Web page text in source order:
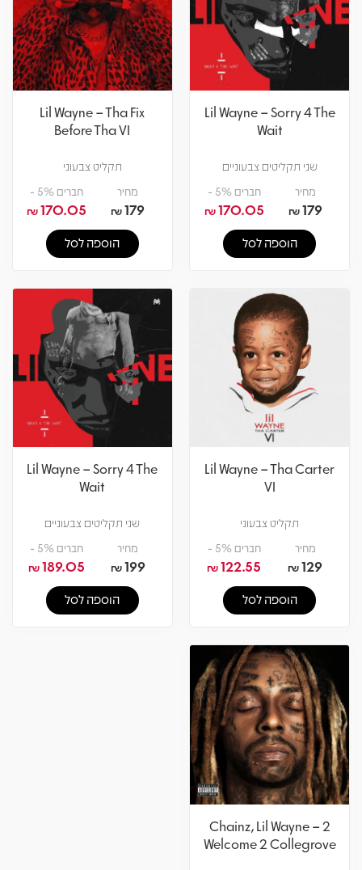
Lil Wayne – Sorry 4 The
Wait
שני תקליטים צבעוניים
מחיר
179
₪
חברים 5% -
170.05
₪
הוספה לסל
Lil Wayne – Tha Fix
Before Tha VI
תקליט צבעוני
מחיר
179
₪
חברים 5% -
170.05
₪
הוספה לסל
Lil Wayne – Tha Carter
VI
תקליט צבעוני
מחיר
129
₪
חברים 5% -
122.55
₪
הוספה לסל
Lil Wayne – Sorry 4 The
Wait
שני תקליטים צבעוניים
מחיר
199
₪
חברים 5% -
189.05
₪
הוספה לסל
2 Chainz, Lil Wayne –
Welcome 2 Collegrove